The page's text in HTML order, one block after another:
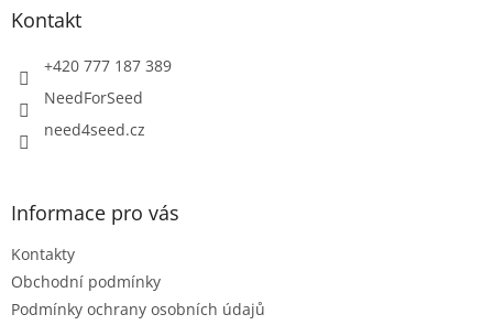
Kontakt
+420 777 187 389
NeedForSeed
need4seed.cz
Informace pro vás
Kontakty
Obchodní podmínky
Podmínky ochrany osobních údajů